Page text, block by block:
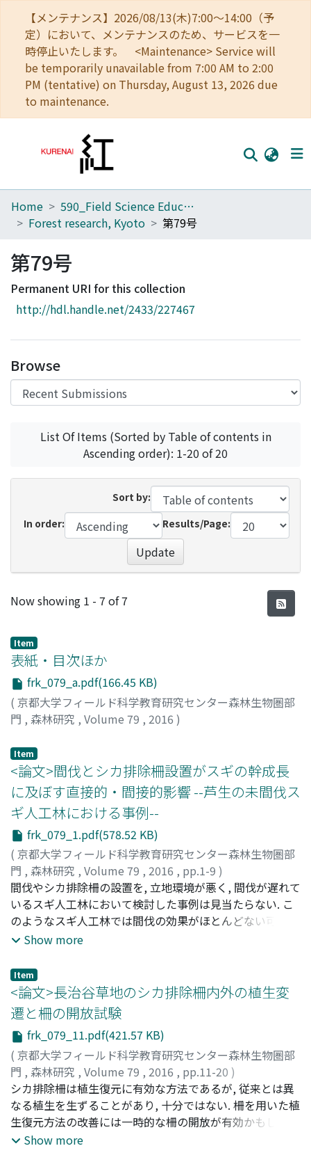
【メンテナンス】2026/08/13(木)7:00～14:00（予
定）において、メンテナンスのため、サービスを一
時停止いたします。 <Maintenance> Service will
be temporarily unavailable from 7:00 AM to 2:00
PM (tentative) on Thursday, August 13, 2026 due
to maintenance.
Home
Browse
Download Ranking
Access Statistics
Home
590_Field Science Education and Research Center
Forest research, Kyoto
第79号
第79号
Permanent URI for this collection
http://hdl.handle.net/2433/227467
Browse
List Of Items (Sorted by Table of contents in
Ascending order): 1-20 of 20
Sort by:
In order:
Results/Page:
Update
Recent Submissions
Now showing 1 - 7 of 7
Item
表紙・目次ほか
frk_079_a.pdf(166.45 KB)
( 京都大学フィールド科学教育研究センター森林生物圏部
門 , 森林研究 , Volume 79 , 2016 )
Item
<論文>間伐とシカ排除柵設置がスギの幹成長
に及ぼす直接的・間接的影響 --芦生の未間伐ス
ギ人工林における事例--
frk_079_1.pdf(578.52 KB)
( 京都大学フィールド科学教育研究センター森林生物圏部
門 , 森林研究 , Volume 79 , 2016 , pp.1-9 )
松山, 周平;福島, 慶太郎;白澤, 紘明;向, 昌宏;平井, 岳志;
境, 慎二朗;石原, 正恵;岩井, 有加;八木, 弥生;谷, 鑫;立岩,
沙知子;長谷川, 尚史;吉岡, 崇仁;MATSUYAMA, Shuhei
FUKUSHIMA, Keitaro
ISHIHARA, Masae
TATEIWA, Sachiko;HASEGAWA, Hisashi;YOSHIOKA,
Takahito;90594367;70263134;50202396 マツヤマ, シ
ュウヘイ;フクシマ, ケイタロウ
イ, マサヒロ;ヒライ, タケシ;サカイ, シンジロウ
ト イシハラ, マサエ ;イワイ, ユカ;ヤギ, ヤヨイ;グ, シン;
タテイワ, サチコ;ハセガワ, ヒサシ;ヨシオカ, タカヒト
間伐やシカ排除柵の設置を, 立地環境が悪く, 間伐が遅れて
いるスギ人工林において検討した事例は見当たらない. こ
のようなスギ人工林では間伐の効果がほとんどない可能性
があり, また, シカ排除柵の設置は下層植生の増加を通じて
本研究では, 間伐とシカ排除柵がスギの定期直径成長量お
よび下層植生の植被率・群落高に及ぼす効果を芦生研究林
にある未間伐の40年生スギ人工林で調べた. 間伐試験では,
定期直径成長量は間伐区で有意に大きくなっており, 40年
生の未間伐スギ人工林でも間伐は残存木の直径成長を促進
することが示された. 下層植生の植被率と群落高は間伐の
有無で違いはほとんどなく, 間伐が下層植生の変化を通じ
てスギの成長に及ぼす影響はよくわからなかった. シカ排
除試験では植被率と群落高は柵内で有意に大きくなってい
たが, 柵内外の定期直径成長量の違いは認められなかった.
下層植生の植彼率・群落高が大きくなるにもかかわらずス
Show more
Item
<論文>長治谷草地のシカ排除柵内外の植生変
遷と柵の開放試験
frk_079_11.pdf(421.57 KB)
( 京都大学フィールド科学教育研究センター森林生物圏部
門 , 森林研究 , Volume 79 , 2016 , pp.11-20 )
松山, 周平;谷, 鑫;立岩, 沙知子;白澤, 紘明;吉岡, 崇仁;
MATSUYAMA, Shuhei;GU, Xin ;TATEIWA, Sachiko;
SHIRASAWA, Hiroaki;YOSHIOKA, Takahito;50202396
ツヤマ, シュウヘイ
シカ排除柵は植生復元に有効な方法であるが, 従来とは異
なる植生を生ずることがあり, 十分ではない. 柵を用いた植
生復元方法の改善には一時的な柵の開放が有効かもしれな
い. そこで本研究では, 柵の開放が植生に及ぼす影響を調べ
Show more